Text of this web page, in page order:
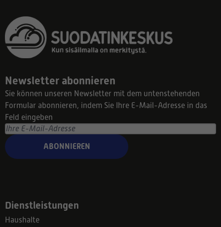
Newsletter abonnieren
Sie können unseren Newsletter mit dem untenstehenden
Formular abonnieren, indem Sie Ihre E-Mail-Adresse in das
Feld eingeben
ABONNIEREN
Dienstleistungen
Haushalte